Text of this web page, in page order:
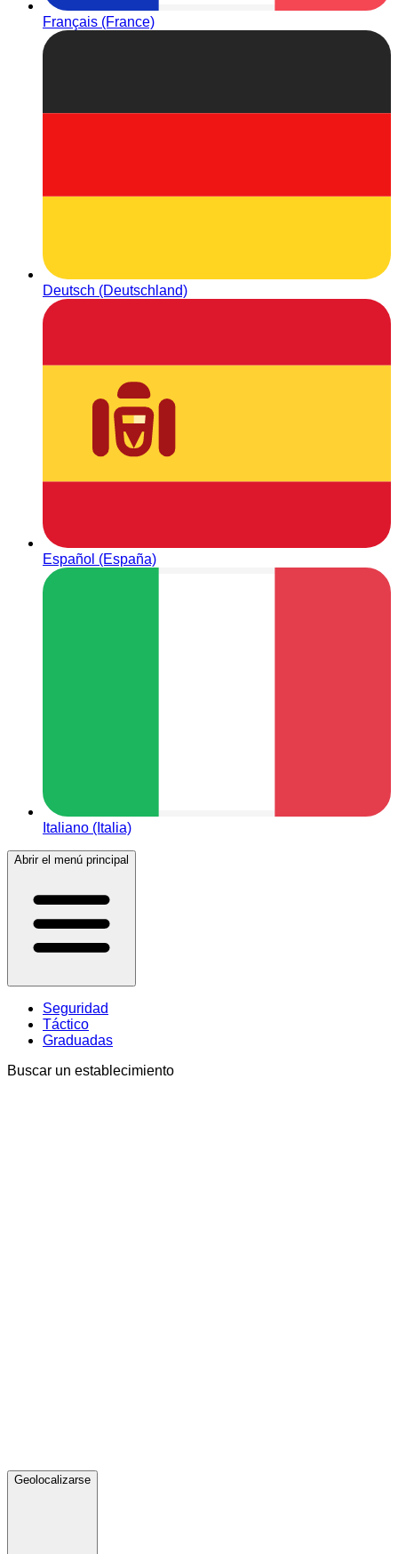
Français (France)
Deutsch (Deutschland)
Español (España)
Italiano (Italia)
Abrir el menú principal
Seguridad
Táctico
Graduadas
Buscar un establecimiento
Geolocalizarse